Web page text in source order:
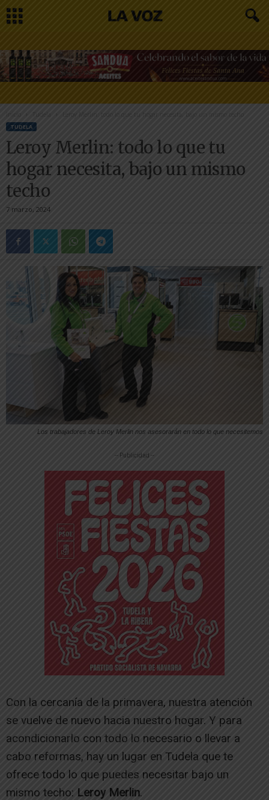
Inicio Tudela Leroy Merlin: todo lo que tu hogar necesita, bajo un mismo techo
TUDELA
Leroy Merlin: todo lo que tu
hogar necesita, bajo un mismo
techo
7 marzo, 2024
Los trabajadores de Leroy Merlin nos asesorarán en todo lo que necesitemos
-- Publicidad --
Con la cercanía de la primavera, nuestra atención
se vuelve de nuevo hacia nuestro hogar. Y para
acondicionarlo con todo lo necesario o llevar a
cabo reformas, hay un lugar en Tudela que te
ofrece todo lo que puedes necesitar bajo un
mismo techo: Leroy Merlin.